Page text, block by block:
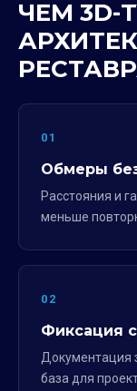
ЧЕМ 3D-
01
Обмеры
Расстояния и
меньше
02
Фиксация
Документация
база для